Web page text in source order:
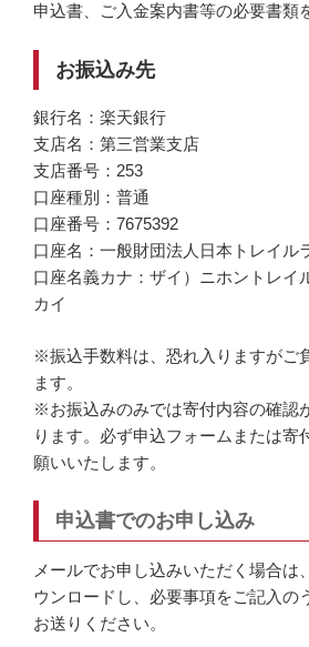
申込書、ご入金案内書等の必要書類
お振込み先
銀行名：楽天銀行
支店名：第三営業支店
支店番号：253
口座種別：普通
口座番号：7675392
口座名：一般財団法人日本トレイル
口座名義カナ：ザイ）ニホントレイ
カイ
※振込手数料は、恐れ入りますがご
ます。
※お振込みのみでは寄付内容の確認
ります。必ず申込フォームまたは寄
願いいたします。
申込書でのお申し込み
メールでお申し込みいただく場合は
ウンロードし、必要事項をご記入の
お送りください。